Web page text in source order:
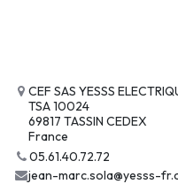
CEF SAS YESSS
TSA 10024
69817 TASSIN CEDEX
France
05.61.40.72.72
jean-marc.sola@yesss-